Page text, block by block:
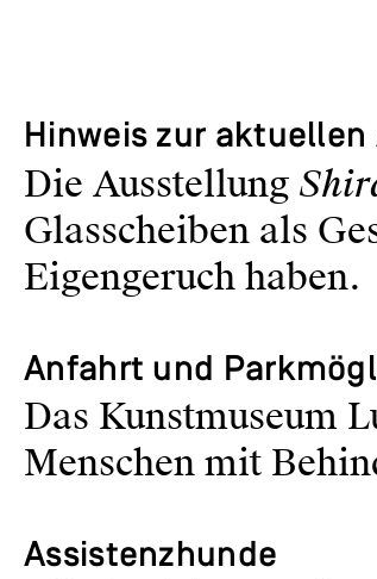
Hinweis zur
Die Ausstellung
Glasscheiben als
Eigengeruch haben.
Anfahrt und
Das Kunstmuseum
Menschen mit
Assistenzhunde